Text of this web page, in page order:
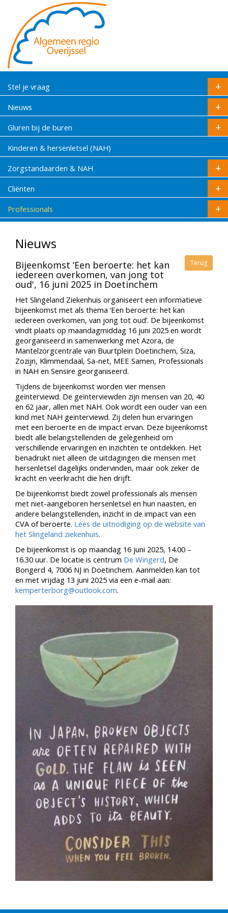
Stel je vraag
Nieuws
Gluren bij de buren
Kinderen & hersenletsel (NAH)
Zorgstandaarden & NAH
Cliënten
Professionals
Nieuws
Terug
Bijeenkomst ‘Een beroerte: het kan
iedereen overkomen, van jong tot
oud', 16 juni 2025 in Doetinchem
Het Slingeland Ziekenhuis organiseert een informatieve
bijeenkomst met als thema ‘Een beroerte: het kan
iedereen overkomen, van jong tot oud’. De bijeenkomst
vindt plaats op maandagmiddag 16 juni 2025 en wordt
georganiseerd in samenwerking met Azora, de
Mantelzorgcentrale van Buurtplein Doetinchem, Siza,
Zozijn, Klimmendaal, Sa-net, MEE Samen, Professionals
in NAH en Sensire georganiseerd.
Tijdens de bijeenkomst worden vier mensen
geïnterviewd. De geïnterviewden zijn mensen van 20, 40
en 62 jaar, allen met NAH. Ook wordt een ouder van een
kind met NAH geïnterviewd. Zij delen hun ervaringen
met een beroerte en de impact ervan. Deze bijeenkomst
biedt alle belangstellenden de gelegenheid om
verschillende ervaringen en inzichten te ontdekken. Het
benadrukt niet alleen de uitdagingen die mensen met
hersenletsel dagelijks ondervinden, maar ook zeker de
kracht en veerkracht die hen drijft.
De bijeenkomst biedt zowel professionals als mensen
met niet-aangeboren hersenletsel en hun naasten, en
andere belangstellenden, inzicht in de impact van een
CVA of beroerte. Lees de uitnodiging op de website van
het Slingeland ziekenhuis.
De bijeenkomst is op maandag 16 juni 2025, 14.00 –
16.30 uur. De locatie is centrum De Wingerd, De
Bongerd 4, 7006 NJ in Doetinchem. Aanmelden kan tot
en met vrijdag 13 juni 2025 via een e-mail aan:
kemperterborg@outlook.com.